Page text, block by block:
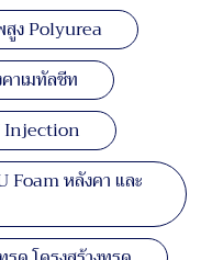
ง Polyurea
าเมทัลชีท
Injection
Foam หลังคา และ